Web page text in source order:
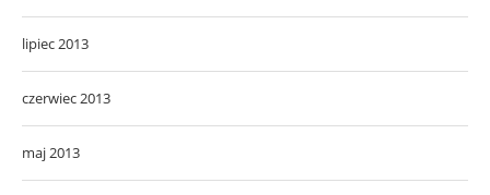
lipiec 2013
czerwiec 2013
maj 2013